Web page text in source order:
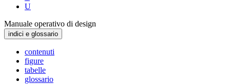
U
Manuale operativo di design
indici e glossario
contenuti
figure
tabelle
glossario